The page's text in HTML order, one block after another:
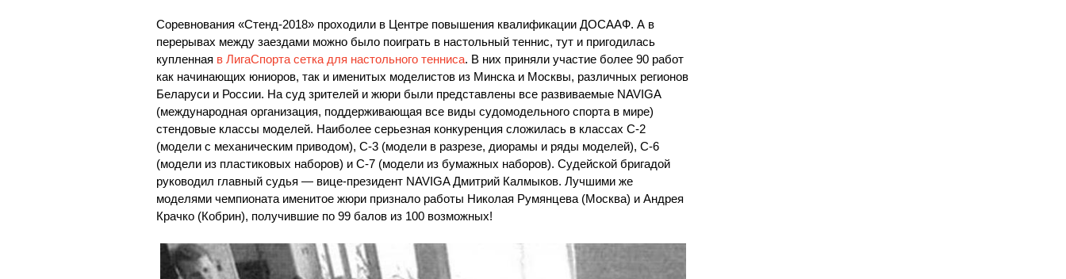
Соревнования «Стенд-2018» проходили в Центре повышения квалификации ДОСААФ. А в
перерывах между заездами можно было поиграть в настольный теннис, тут и пригодилась
купленная в ЛигаСпорта сетка для настольного тенниса. В них приняли участие более 90 работ
как начинающих юниоров, так и именитых моделистов из Минска и Москвы, различных регионов
Беларуси и России. На суд зрителей и жюри были представлены все развиваемые NAVIGA
(международная организация, поддерживающая все виды судомодельного спорта в мире)
стендовые классы моделей. Наиболее серьезная конкуренция сложилась в классах С-2
(модели с механическим приводом), С-3 (модели в разрезе, диорамы и ряды моделей), С-6
(модели из пластиковых наборов) и С-7 (модели из бумажных наборов). Судейской бригадой
руководил главный судья — вице-президент NAVIGA Дмитрий Калмыков. Лучшими же
моделями чемпионата именитое жюри признало работы Николая Румянцева (Москва) и Андрея
Крачко (Кобрин), получившие по 99 балов из 100 возможных!